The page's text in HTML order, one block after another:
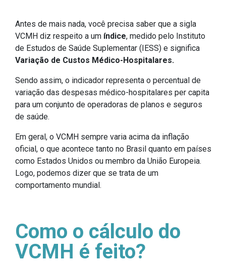
Antes de mais nada, você precisa saber que a sigla
VCMH diz respeito a um índice, medido pelo Instituto
de Estudos de Saúde Suplementar (IESS) e significa
Variação de Custos Médico-Hospitalares.
Sendo assim, o indicador representa o percentual de
variação das despesas médico-hospitalares per capita
para um conjunto de operadoras de planos e seguros
de saúde.
Em geral, o VCMH sempre varia acima da inflação
oficial, o que acontece tanto no Brasil quanto em países
como Estados Unidos ou membro da União Europeia.
Logo, podemos dizer que se trata de um
comportamento mundial.
Como o cálculo do
VCMH é feito?